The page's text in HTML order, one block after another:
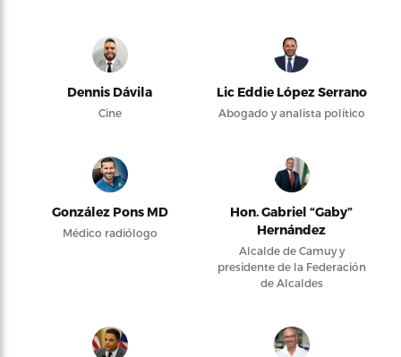
Dennis Dávila
Cine
Lic Eddie López Serrano
Abogado y analista político
González Pons MD
Médico radiólogo
Hon. Gabriel “Gaby”
Hernández
Alcalde de Camuy y
presidente de la Federación
de Alcaldes